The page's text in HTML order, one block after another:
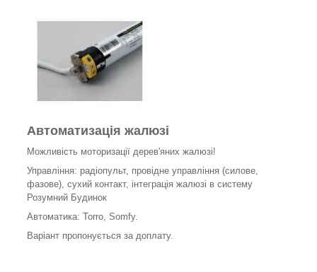
Автоматизація жалюзі
Можливість моторизації дерев'яних жалюзі!
Управління: радіопульт, провідне управління (силове,
фазове), сухий контакт, інтеграція жалюзі в систему
Розумний Будинок
Автоматика: Torro, Somfy.
Варіант пропонується за доплату.